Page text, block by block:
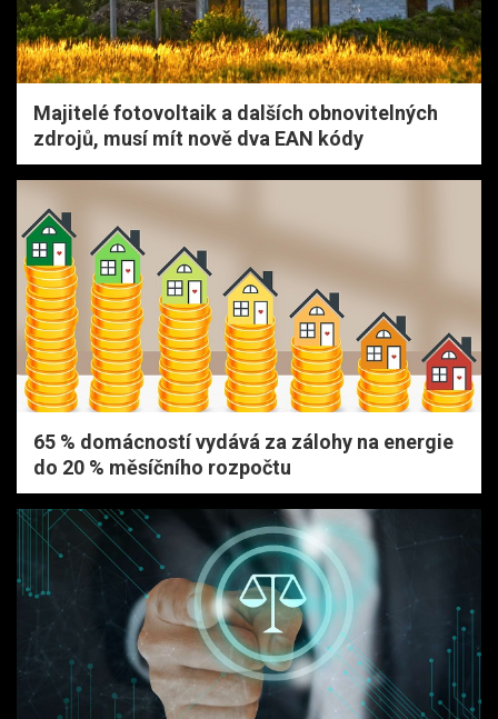
Majitelé fotovoltaik a dalších obnovitelných
zdrojů, musí mít nově dva EAN kódy
65 % domácností vydává za zálohy na energie
do 20 % měsíčního rozpočtu